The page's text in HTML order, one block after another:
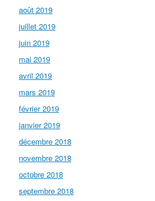
août 2019
juillet 2019
juin 2019
mai 2019
avril 2019
mars 2019
février 2019
janvier 2019
décembre 2018
novembre 2018
octobre 2018
septembre 2018